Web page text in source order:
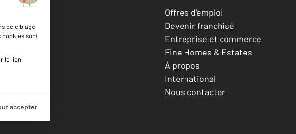
Offres d'emploi
Devenir franchisé
Entreprise et commerce
Fine Homes & Estates
À propos
International
Nous contacter